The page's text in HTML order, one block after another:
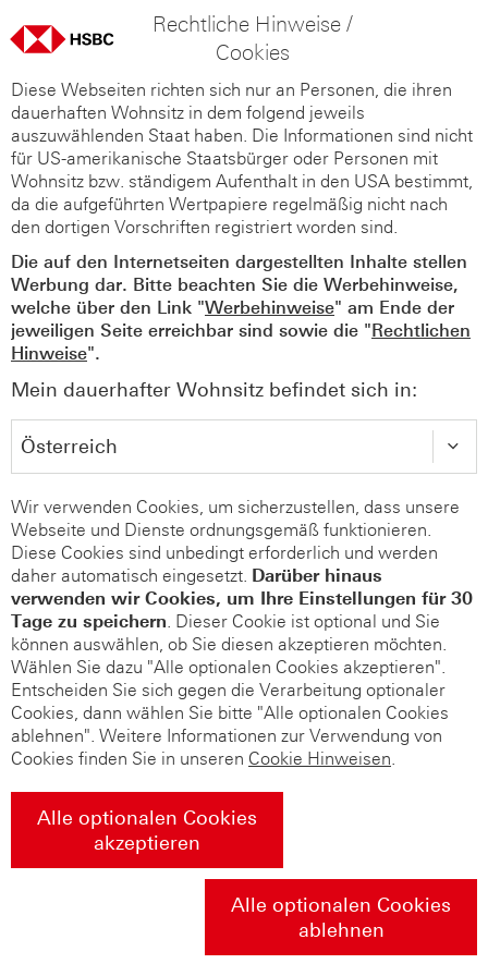
Rechtliche Hinweise /
Cookies
Diese Webseiten richten sich nur an Personen, die ihren
dauerhaften Wohnsitz in dem folgend jeweils
auszuwählenden Staat haben. Die Informationen sind nicht
für US-amerikanische Staatsbürger oder Personen mit
Wohnsitz bzw. ständigem Aufenthalt in den USA bestimmt,
da die aufgeführten Wertpapiere regelmäßig nicht nach
den dortigen Vorschriften registriert worden sind.
Die auf den Internetseiten dargestellten Inhalte stellen
Werbung dar. Bitte beachten Sie die Werbehinweise,
welche über den Link "Werbehinweise" am Ende der
jeweiligen Seite erreichbar sind sowie die "Rechtlichen
Hinweise".
Mein dauerhafter Wohnsitz befindet sich in:
Wir verwenden Cookies, um sicherzustellen, dass unsere
Webseite und Dienste ordnungsgemäß funktionieren.
Diese Cookies sind unbedingt erforderlich und werden
daher automatisch eingesetzt. Darüber hinaus
verwenden wir Cookies, um Ihre Einstellungen für 30
Tage zu speichern. Dieser Cookie ist optional und Sie
können auswählen, ob Sie diesen akzeptieren möchten.
Wählen Sie dazu "Alle optionalen Cookies akzeptieren".
Entscheiden Sie sich gegen die Verarbeitung optionaler
Cookies, dann wählen Sie bitte "Alle optionalen Cookies
ablehnen". Weitere Informationen zur Verwendung von
Cookies finden Sie in unseren Cookie Hinweisen.
Alle optionalen Cookies
akzeptieren
Alle optionalen Cookies
ablehnen